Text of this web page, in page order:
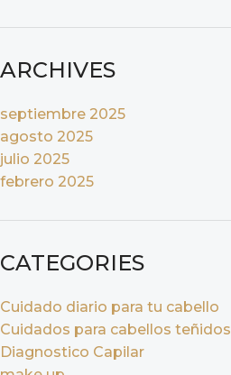
ARCHIVES
septiembre 2025
agosto 2025
julio 2025
febrero 2025
CATEGORIES
Cuidado diario para tu cabello
Cuidados para cabellos teñidos
Diagnostico Capilar